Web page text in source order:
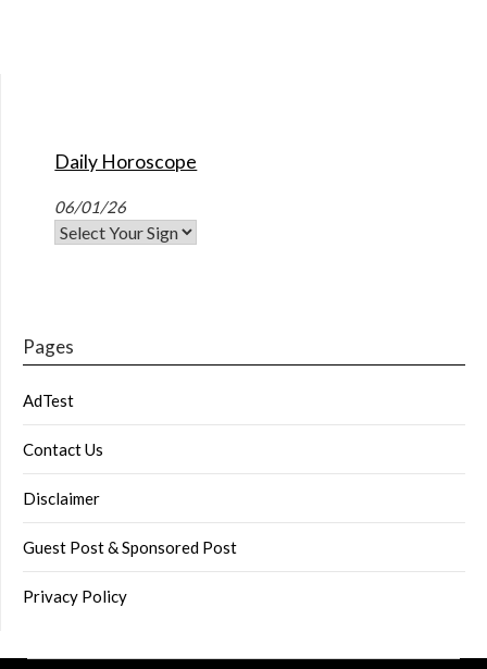
Daily Horoscope
06/01/26
Pages
AdTest
Contact Us
Disclaimer
Guest Post & Sponsored Post
Privacy Policy